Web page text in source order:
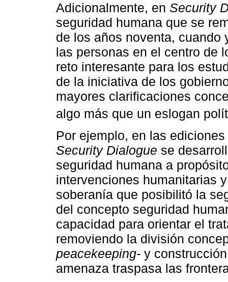
Adicionalmente, en Security
seguridad humana que se
de los años noventa, cuando
las personas en el centro de
reto interesante para los
de la iniciativa de los
mayores clarificaciones
algo más que un eslogan
Por ejemplo, en las
Security Dialogue se
seguridad humana a
intervenciones humanitarias
soberanía que posibilitó la
del concepto seguridad
capacidad para orientar el
removiendo la división
peacekeeping- y
amenaza traspasa las